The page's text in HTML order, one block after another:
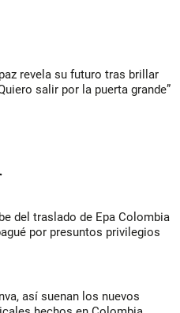
revela su futuro tras brillar
salir por la puerta grande”
del traslado de Epa Colombia
por presuntos privilegios
así suenan los nuevos